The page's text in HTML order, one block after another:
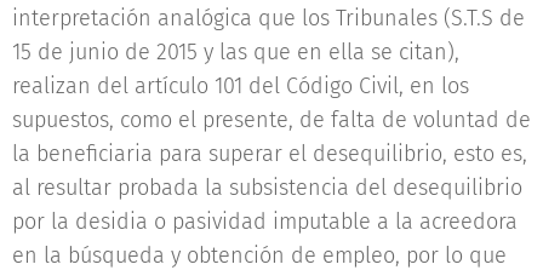
interpretación analógica que los Tribunales (S.T.S de
15 de junio de 2015 y las que en ella se citan),
realizan del artículo 101 del Código Civil, en los
supuestos, como el presente, de falta de voluntad de
la beneficiaria para superar el desequilibrio, esto es,
al resultar probada la subsistencia del desequilibrio
por la desidia o pasividad imputable a la acreedora
en la búsqueda y obtención de empleo, por lo que